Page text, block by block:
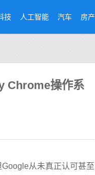
技 人工智能 汽车 房产
Chrome操作系
从未真正认可甚至